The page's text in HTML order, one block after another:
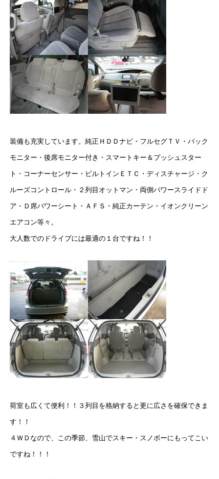
部品取付
車磨き
車検
整備・修理
各種手続
保険
お問い合わせ プライバシーポリシー
装備も充実しています。純正ＨＤＤナビ・フルセグＴＶ・バック
モニター・後席モニター付き・スマートキー＆プッシュスター
ト・コーナーセンサー・ビルトインＥＴＣ・ディスチャージ・ク
ルーズコントロール・２列目オットマン・両側パワースライドド
ア・Ｄ席パワーシート・ＡＦＳ・純正カーテン・イオンクリーン
エアコン等々。
大人数でのドライブには最適の１台ですね！！
荷室も広くて便利！！３列目を格納すると更に広さを確保できま
す！！
４ＷＤなので、この季節、雪山でスキー・スノボーにもってこい
ですね！！！